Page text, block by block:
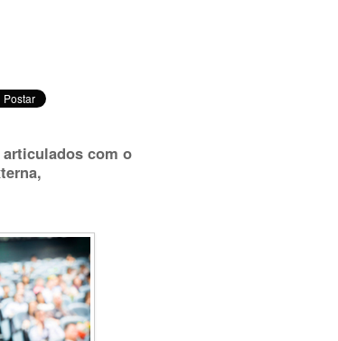
com o